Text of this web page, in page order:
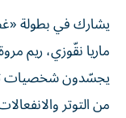
يشارك في بطولة
ماريا نقّوزي، ريم
يجسّدون شخصيات
من التوتر